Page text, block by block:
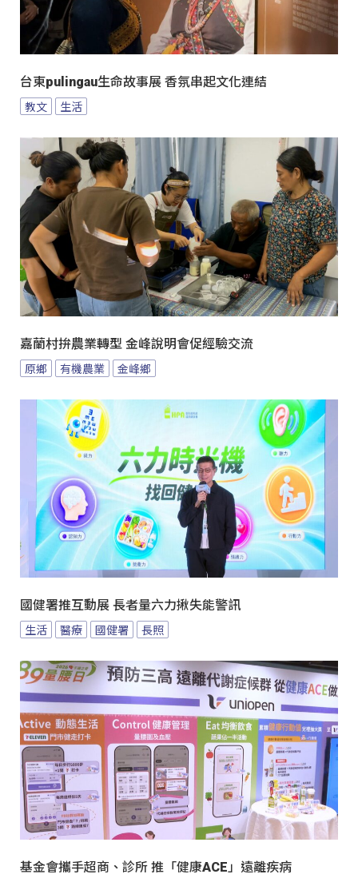
台東pulingau生命故事展 香氛串起文化連結
教文 生活
嘉蘭村拚農業轉型 金峰說明會促經驗交流
原鄉 有機農業 金峰鄉
國健署推互動展 長者量六力揪失能警訊
生活 醫療 國健署 長照
基金會攜手超商、診所 推「健康ACE」遠離疾病